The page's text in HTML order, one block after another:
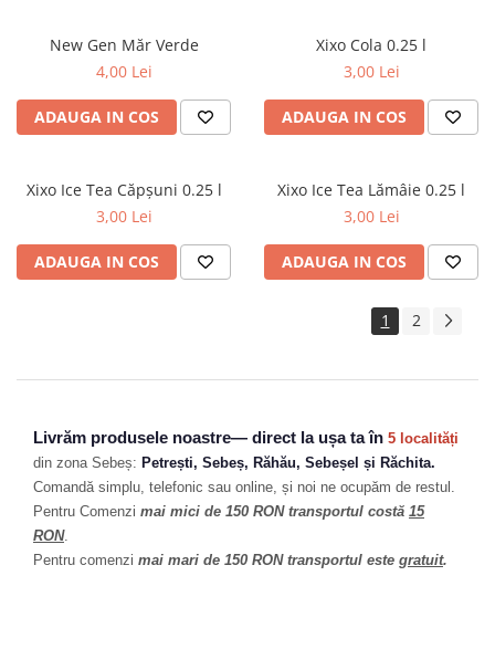
New Gen Măr Verde
4,00 Lei
ADAUGA IN COS
Xixo Cola 0.25 l
3,00 Lei
ADAUGA IN COS
Xixo Ice Tea Căpșuni 0.25 l
3,00 Lei
ADAUGA IN COS
Xixo Ice Tea Lămâie 0.25 l
3,00 Lei
ADAUGA IN COS
1 2
Livrăm produsele noastre— direct la ușa ta în 5 localități
din zona Sebeș: Petrești, Sebeș, Răhău, Sebeșel și Răchita.
Comandă simplu, telefonic sau online, și noi ne ocupăm de restul.
Pentru Comenzi mai mici de 150 RON transportul costă 15
RON.
Pentru comenzi mai mari de 150 RON transportul este gratuit.